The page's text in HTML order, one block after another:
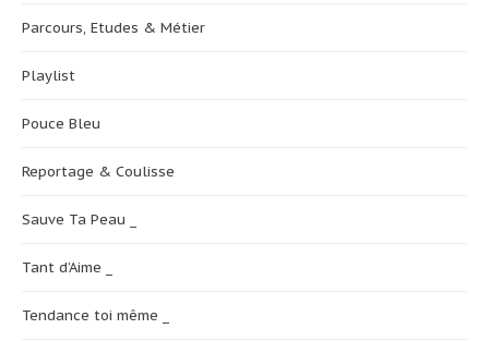
Parcours, Etudes & Métier
Playlist
Pouce Bleu
Reportage & Coulisse
Sauve Ta Peau _
Tant d’Aime _
Tendance toi même _